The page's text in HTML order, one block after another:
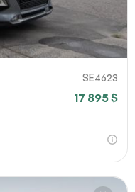
SE4623
17 895 $